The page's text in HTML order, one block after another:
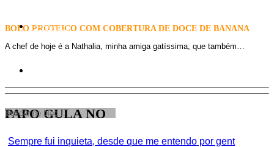
PAPO PSI
BOLO PROTEICO COM COBERTURA DE DOCE DE BANANA
A chef de hoje é a Nathalia, minha amiga gatíssima, que também…
PAPO GULA NO
Sempre fui inquieta, desde que me entendo por gent